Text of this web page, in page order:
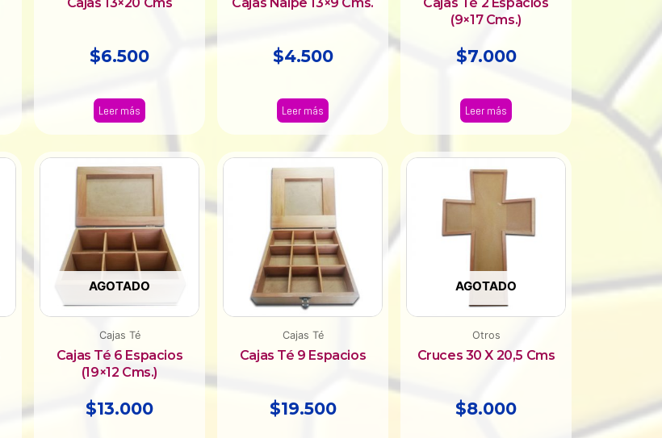
$6.500
Leer más
$4.500
Leer más
(9×17 Cms.)
$7.000
Leer más
AGOTADO
Cajas Té
Cajas Té 6 Espacios
(19×12 Cms.)
$13.000
Cajas Té
Cajas Té 9 Espacios
$19.500
AGOTADO
Otros
Cruces 30 X 20,5 Cms
$8.000